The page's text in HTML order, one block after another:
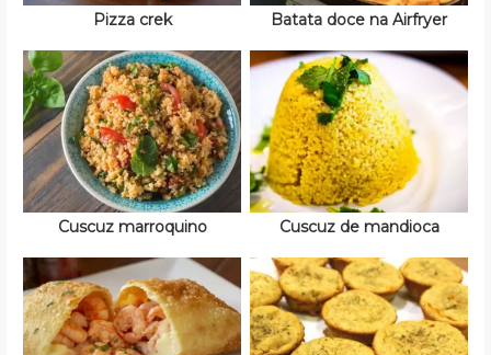
Pizza crek Batata doce na Airfryer
Cuscuz marroquino Cuscuz de mandioca